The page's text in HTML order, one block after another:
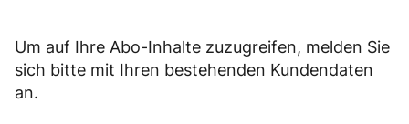
Um auf Ihre Abo-Inhalte zuzugreifen, melden Sie
sich bitte mit Ihren bestehenden Kundendaten
an.